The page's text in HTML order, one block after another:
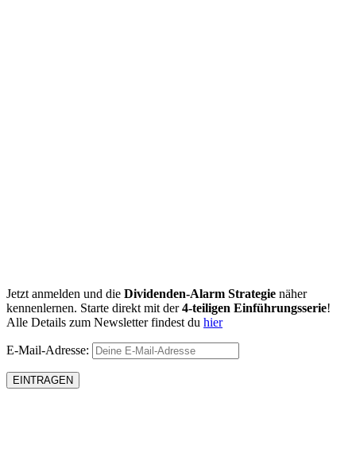
Jetzt anmelden und die Dividenden-Alarm Strategie näher
kennenlernen. Starte direkt mit der4-teiligen Einführungsserie!
Alle Details zum Newsletter findest du hier
E-Mail-Adresse: